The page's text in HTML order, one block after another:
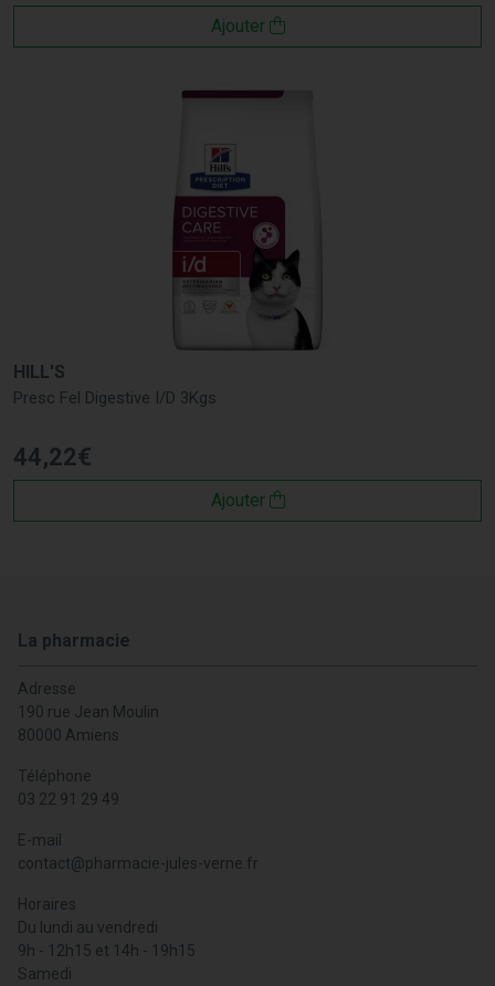
Ajouter
HILL'S
Presc Fel Digestive I/D 3Kgs
44,22€
Ajouter
La pharmacie
Adresse
190 rue Jean Moulin
80000 Amiens
Téléphone
03 22 91 29 49
E-mail
contact@pharmacie-jules-verne.fr
Horaires
Du lundi au vendredi
9h - 12h15 et 14h - 19h15
Samedi